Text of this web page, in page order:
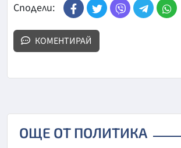
Сподели:
КОМЕНТИРАЙ
ОЩЕ ОТ ПОЛИТИКА